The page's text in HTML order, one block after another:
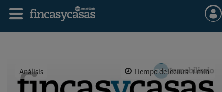
Análisis Tiempo de lectura: 1 min.